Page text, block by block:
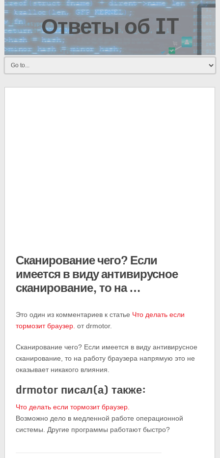
Ответы об IT
Сканирование чего? Если
имеется в виду антивирусное
сканирование, то на …
Это один из комментариев к статье Что делать если
тормозит браузер. от drmotor.
Сканирование чего? Если имеется в виду антивирусное
сканирование, то на работу браузера напрямую это не
оказывает никакого влияния.
drmotor писал(а) также:
Что делать если тормозит браузер.
Возможно дело в медленной работе операционной
системы. Другие программы работают быстро?